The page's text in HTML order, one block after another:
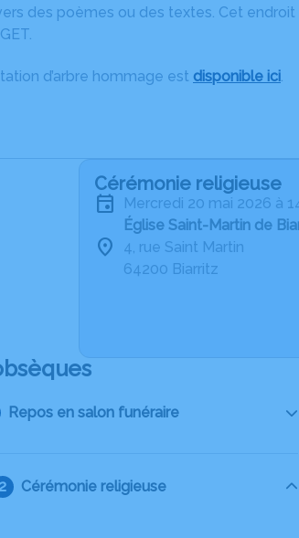
des poèmes ou des textes. Cet
d’arbre hommage est disponible ici.
Cérémonie religieuse
mercredi 20 mai 2026 à
Église Saint-Martin de
4, rue Saint Martin
64200 Biarritz
Repos en salon funéraire
Cérémonie religieuse